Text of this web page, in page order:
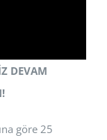
DEVAM
göre 25